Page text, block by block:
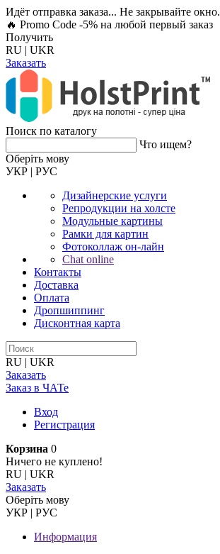
Идёт отправка заказа... Не закрывайте окно.
🔥 Promo Code -5% на любой первый заказ
Получить
RU | UKR
Заказать
Поиск по каталогу
Что ищем?
Оберiть мову
УКР | РУС
Дизайнерские услуги
Репродукции на холсте
Модульные картины
Рамки для картин
Фотоколлаж он-лайн
Chat online
Контакты
Доставка
Оплата
Дропшиппинг
Дисконтная карта
RU | UKR
Заказать
Заказ в ЧАТе
Вход
Регистрация
Корзина 0
Ничего не куплено!
RU | UKR
Заказать
Оберiть мову
УКР | РУС
Информация